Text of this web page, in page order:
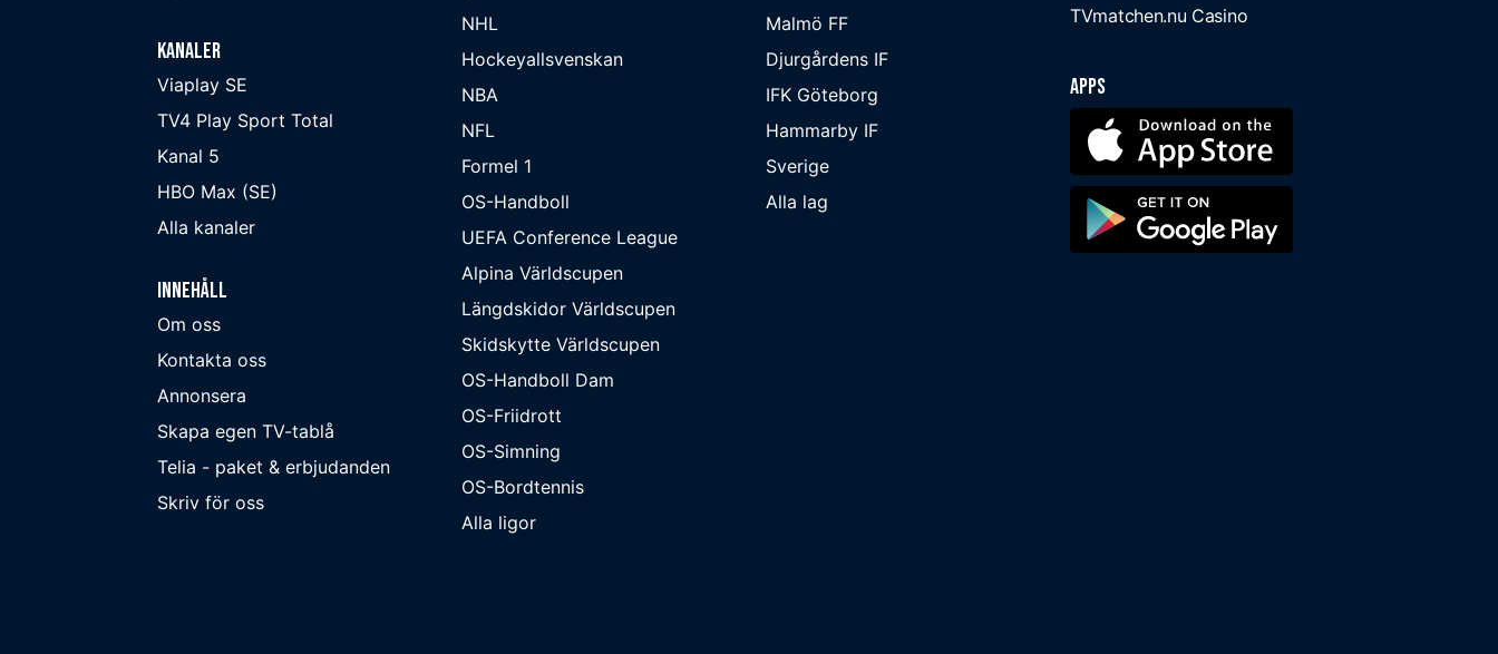
Kanaler
Viaplay SE
TV4 Play Sport Total
Kanal 5
HBO Max (SE)
Alla kanaler
Innehåll
Om oss
Kontakta oss
Annonsera
Skapa egen TV-tablå
Telia - paket & erbjudanden
Skriv för oss
NHL
Hockeyallsvenskan
NBA
NFL
Formel 1
OS-Handboll
UEFA Conference League
Alpina Världscupen
Längdskidor Världscupen
Skidskytte Världscupen
OS-Handboll Dam
OS-Friidrott
OS-Simning
OS-Bordtennis
Alla ligor
Malmö FF
Djurgårdens IF
IFK Göteborg
Hammarby IF
Sverige
Alla lag
TVmatchen.nu Casino
Apps